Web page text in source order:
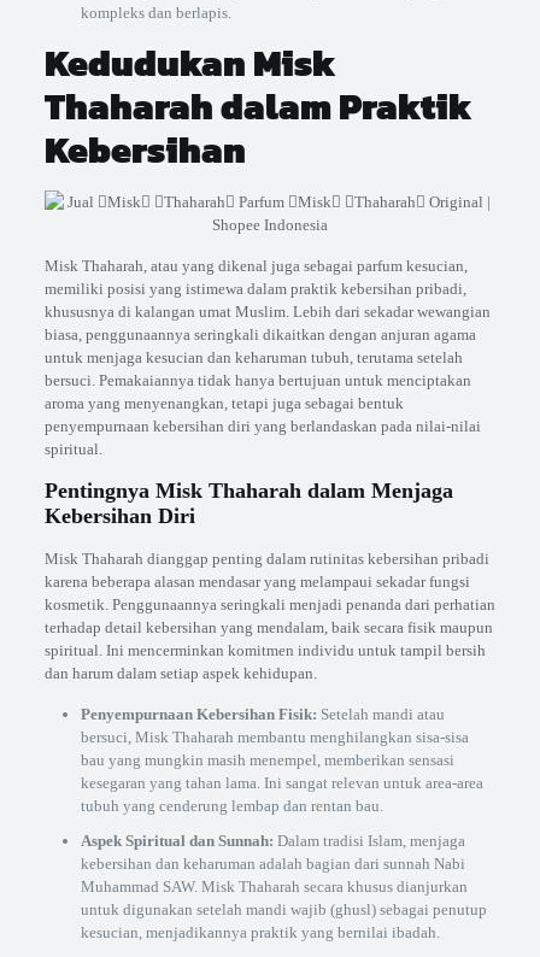
kompleks dan berlapis.
Kedudukan Misk
Thaharah dalam Praktik
Kebersihan
Misk Thaharah, atau yang dikenal juga sebagai parfum kesucian,
memiliki posisi yang istimewa dalam praktik kebersihan pribadi,
khususnya di kalangan umat Muslim. Lebih dari sekadar wewangian
biasa, penggunaannya seringkali dikaitkan dengan anjuran agama
untuk menjaga kesucian dan keharuman tubuh, terutama setelah
bersuci. Pemakaiannya tidak hanya bertujuan untuk menciptakan
aroma yang menyenangkan, tetapi juga sebagai bentuk
penyempurnaan kebersihan diri yang berlandaskan pada nilai-nilai
spiritual.
Pentingnya Misk Thaharah dalam Menjaga
Kebersihan Diri
Misk Thaharah dianggap penting dalam rutinitas kebersihan pribadi
karena beberapa alasan mendasar yang melampaui sekadar fungsi
kosmetik. Penggunaannya seringkali menjadi penanda dari perhatian
terhadap detail kebersihan yang mendalam, baik secara fisik maupun
spiritual. Ini mencerminkan komitmen individu untuk tampil bersih
dan harum dalam setiap aspek kehidupan.
Penyempurnaan Kebersihan Fisik: Setelah mandi atau
bersuci, Misk Thaharah membantu menghilangkan sisa-sisa
bau yang mungkin masih menempel, memberikan sensasi
kesegaran yang tahan lama. Ini sangat relevan untuk area-area
tubuh yang cenderung lembap dan rentan bau.
Aspek Spiritual dan Sunnah: Dalam tradisi Islam, menjaga
kebersihan dan keharuman adalah bagian dari sunnah Nabi
Muhammad SAW. Misk Thaharah secara khusus dianjurkan
untuk digunakan setelah mandi wajib (ghusl) sebagai penutup
kesucian, menjadikannya praktik yang bernilai ibadah.